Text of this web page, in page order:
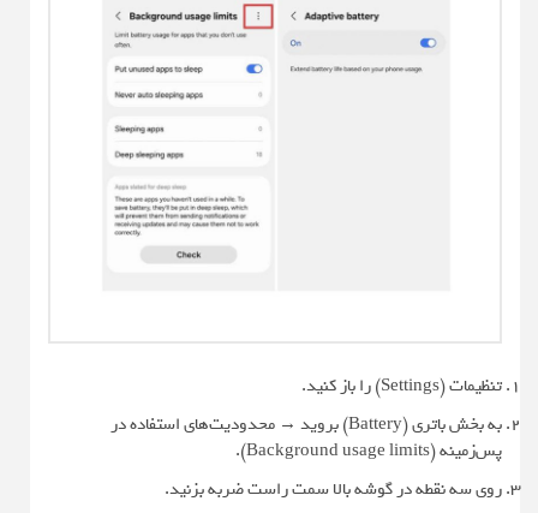
تنظیمات (Settings) را باز کنید.
به بخش باتری (Battery) بروید → محدودیت‌های استفاده در
پس‌زمینه (Background usage limits).
روی سه نقطه در گوشه بالا سمت راست ضربه بزنید.